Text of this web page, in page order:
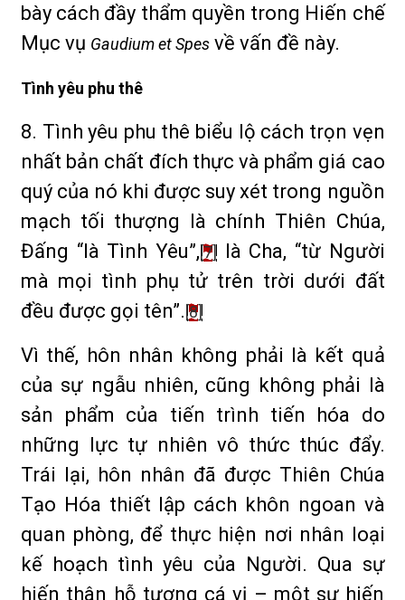
bày cách đầy thẩm quyền trong Hiến chế
Mục vụ Gaudium et Spes về vấn đề này.
Tình yêu phu thê
8. Tình yêu phu thê biểu lộ cách trọn vẹn
nhất bản chất đích thực và phẩm giá cao
quý của nó khi được suy xét trong nguồn
mạch tối thượng là chính Thiên Chúa,
Đấng “là Tình Yêu”,[7]là Cha, “từ Người
mà mọi tình phụ tử trên trời dưới đất
đều được gọi tên”.[8]
Vì thế, hôn nhân không phải là kết quả
của sự ngẫu nhiên, cũng không phải là
sản phẩm của tiến trình tiến hóa do
những lực tự nhiên vô thức thúc đẩy.
Trái lại, hôn nhân đã được Thiên Chúa
Tạo Hóa thiết lập cách khôn ngoan và
quan phòng, để thực hiện nơi nhân loại
kế hoạch tình yêu của Người. Qua sự
hiến thân hỗ tương cá vị – một sự hiến